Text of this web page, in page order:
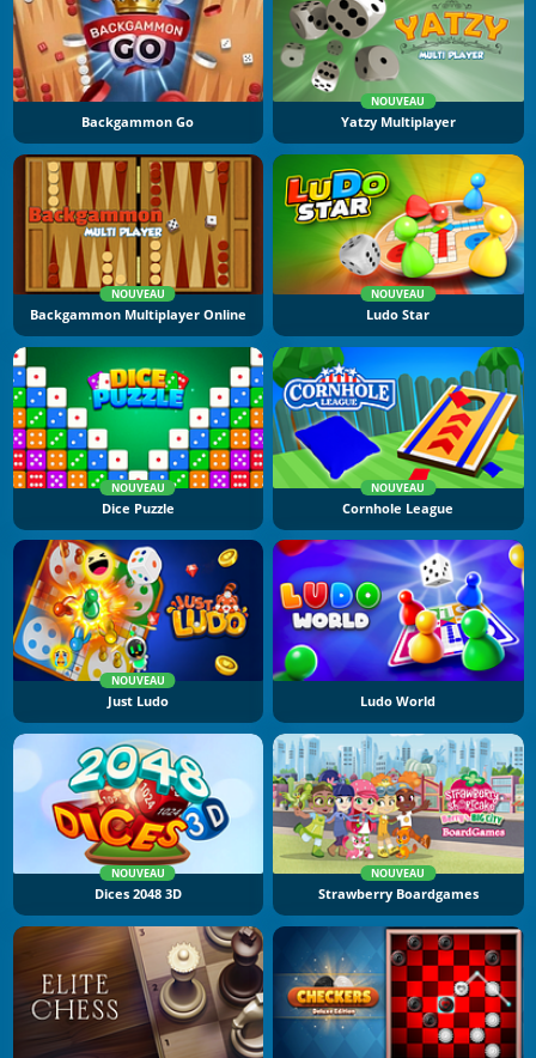
Backgammon Go
NOUVEAU
Yatzy Multiplayer
NOUVEAU
Backgammon Multiplayer Online
NOUVEAU
Ludo Star
NOUVEAU
Dice Puzzle
NOUVEAU
Cornhole League
NOUVEAU
Just Ludo Ludo World
NOUVEAU
Dices 2048 3D
NOUVEAU
Strawberry Boardgames